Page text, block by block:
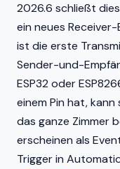
2026.6 schließt
ein neues
ist die erste
Sender-und-
ESP32 oder
einem Pin hat,
das ganze Zimmer
erscheinen als
Trigger in